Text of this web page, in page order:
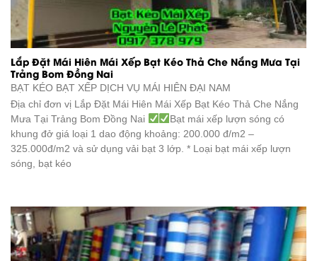
Lắp Đặt Mái Hiên Mái Xếp Bạt Kéo Thả Che Nắng Mưa Tại
Trảng Bom Đồng Nai
BẠT KÉO BẠT XẾP DỊCH VỤ MÁI HIÊN ĐẠI NAM
Địa chỉ đơn vị Lắp Đặt Mái Hiên Mái Xếp Bạt Kéo Thả Che Nắng
Mưa Tại Trảng Bom Đồng Nai
Bạt mái xếp lượn sóng có
khung đở giá loại 1 dao động khoảng: 200.000 đ/m2 –
325.000đ/m2 và sử dụng vải bạt 3 lớp. * Loại bạt mái xếp lượn
sóng, bạt kéo